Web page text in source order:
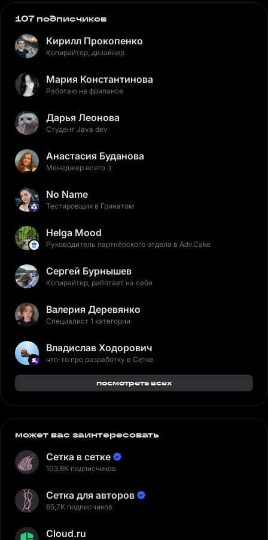
107 подписчиков
Кирилл Прокопенко
Копирайтер, дизайнер
Мария Константинова
Работаю на фрилансе
Дарья Леонова
Студент Java dev
Анастасия Буданова
Менеджер всего :)
No Name
Тестировщик в Гринатом
Helga Mood
Руководитель партнёрского отдела в Adv.Cake
Сергей Бурнышев
Копирайтер, работает на себя
Валерия Деревянко
Специалист 1 категории
Владислав Ходорович
что-то про разработку в Сетке
посмотреть всех
может вас заинтересовать
Сетка в сетке
103,8K подписчиков
Сетка для авторов
65,7K подписчиков
Cloud.ru